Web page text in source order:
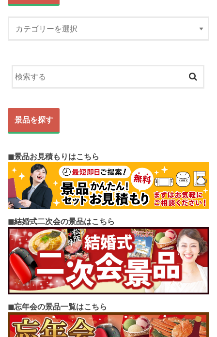
景品を探す
◼︎景品お見積もりはこちら
◼︎結婚式二次会の景品はこちら
◼︎忘年会の景品一覧はこちら